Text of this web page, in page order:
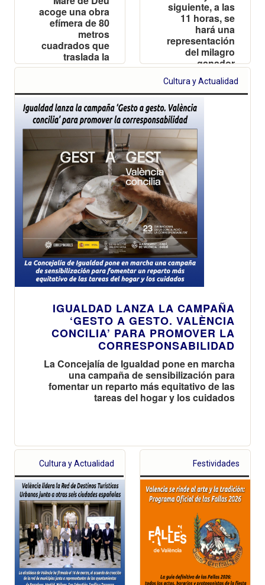
acoge una obra
efímera de 80
metros
cuadrados que
traslada la
majestuosidad
la Basílica al
corazón de la
ciudad
siguiente, a las
11 horas, se
hará una
representación
del milagro
ganador
Cultura y Actualidad
IGUALDAD LANZA LA CAMPAÑA
‘GESTO A GESTO. VALÈNCIA
CONCILIA’ PARA PROMOVER LA
CORRESPONSABILIDAD
La Concejalía de Igualdad pone en marcha
una campaña de sensibilización para
fomentar un reparto más equitativo de las
tareas del hogar y los cuidados
Cultura y Actualidad Festividades